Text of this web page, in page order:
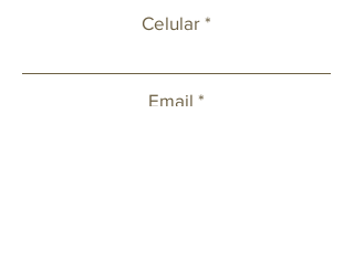
Celular
Email